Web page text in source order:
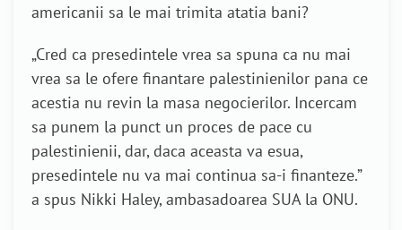
americanii sa le mai trimita atatia bani?
„Cred ca presedintele vrea sa spuna ca nu mai
vrea sa le ofere finantare palestinienilor pana ce
acestia nu revin la masa negocierilor. Incercam
sa punem la punct un proces de pace cu
palestinienii, dar, daca aceasta va esua,
presedintele nu va mai continua sa-i finanteze.”
a spus Nikki Haley, ambasadoarea SUA la ONU.